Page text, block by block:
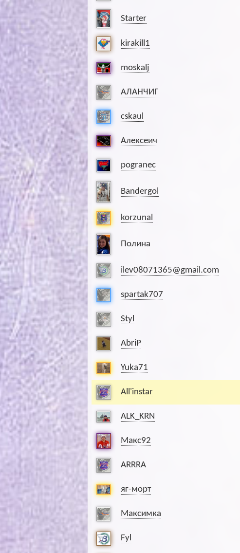
Starter
kirakill1
moskalj
АЛАНЧИГ
cskaul
Алексеич
pogranec
Bandergol
korzunal
Полина
ilev08071365@gmail.com
spartak707
Styl
AbriP
Yuka71
All'instar
ALK_KRN
Макс92
ARRRA
яг-морт
Максимка
Fyl